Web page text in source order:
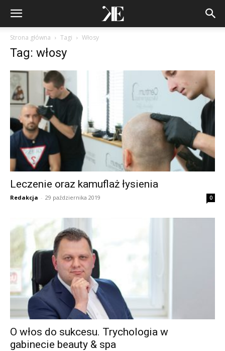
Strona główna Tagi Włosy
Tag: włosy
Leczenie oraz kamuflaż łysienia
Redakcja - 29 października 2019 0
O włos do sukcesu. Trychologia w
gabinecie beauty & spa